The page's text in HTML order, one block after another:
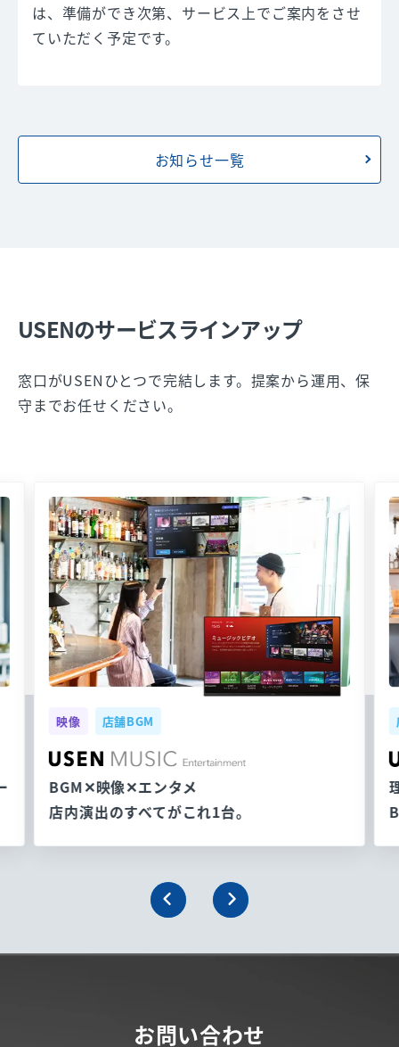
は、準備ができ次第、サービス上でご案内をさせ
ていただく予定です。
お知らせ一覧
USENのサービスラインアップ
窓口がUSENひとつで完結します。提案から運用、保
守までお任せください。
映像 店舗BGM
BGM✕映像✕エンタメ
店内演出のすべてがこれ1台。
お問い合わせ